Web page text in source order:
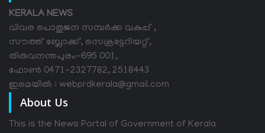
KERALA NEWS
വിവര പൊതുജന സമ്പര്‍ക്ക വകുപ്പ് ,
സൗത്ത് ബ്ലോക്ക്, സെക്രട്ടേറിയറ്റ്,
തിരുവനന്തപുരം-695 001,
ഫോൺ 0471-2327782, 2518443
ഇമെയിൽ : webprdkerala@gmail.com
About Us
This is the News Portal of Government of Kerala